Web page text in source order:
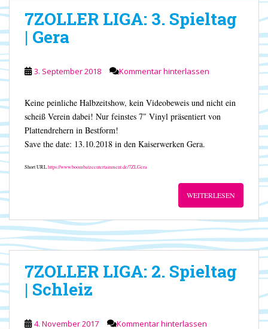
7ZOLLER LIGA: 3. Spieltag
| Gera
3. September 2018 Kommentar hinterlassen
Keine peinliche Halbzeitshow, kein Videobeweis und nicht ein
scheiß Verein dabei! Nur feinstes 7″ Vinyl präsentiert von
Plattendrehern in Bestform!
Save the date: 13.10.2018 in den Kaiserwerken Gera.
Short URLhttps://www.boombatzeentertainment.de/7ZLGera
WEITERLESEN
7ZOLLER LIGA: 2. Spieltag
| Schleiz
4. November 2017 Kommentar hinterlassen